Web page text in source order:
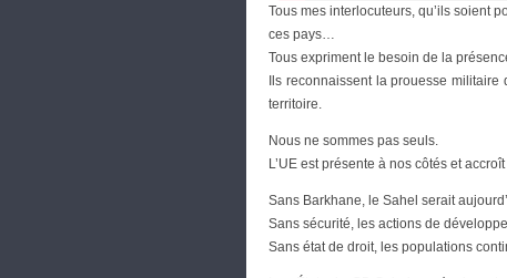
Tous mes interlocuteurs, qu’ils soient
ces pays…
Tous expriment le besoin de la
Ils reconnaissent la prouesse
territoire.
Nous ne sommes pas seuls.
L’UE est présente à nos côtés et
Sans Barkhane, le Sahel serait
Sans sécurité, les actions de
Sans état de droit, les populations